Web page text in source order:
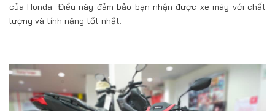
của Honda. Điều này đảm bảo bạn nhận được xe máy với chất
lượng và tính năng tốt nhất.